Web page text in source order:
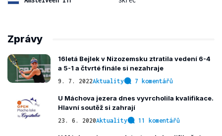
Zprávy
16letá Bejlek v Nizozemsku ztratila vedení 6-4
a 5-1 a čtvrté finále si nezahraje
9. 7. 2022Aktuality 7 komentářů
U Máchova jezera dnes vyvrcholila kvalifikace.
Hlavní soutěž si zahrají
23. 6. 2020Aktuality 11 komentářů